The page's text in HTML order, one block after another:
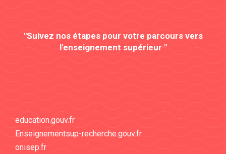
"Suivez nos étapes pour votre parcours vers
l'enseignement supérieur "
education.gouv.fr
Enseignementsup-recherche.gouv.fr
onisep.fr